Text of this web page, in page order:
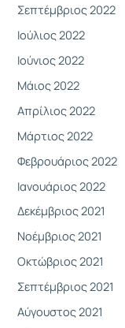
Σεπτέμβριος 2022
Ιούλιος 2022
Ιούνιος 2022
Μάιος 2022
Απρίλιος 2022
Μάρτιος 2022
Φεβρουάριος 2022
Ιανουάριος 2022
Δεκέμβριος 2021
Νοέμβριος 2021
Οκτώβριος 2021
Σεπτέμβριος 2021
Αύγουστος 2021